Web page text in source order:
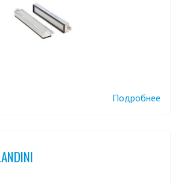
Подробнее